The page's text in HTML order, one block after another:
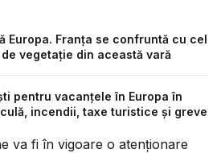
Europa. Franța se confruntă cu cel
vegetație din această vară
pentru vacanțele în Europa în
incendii, taxe turistice și greve
va fi în vigoare o atenționare